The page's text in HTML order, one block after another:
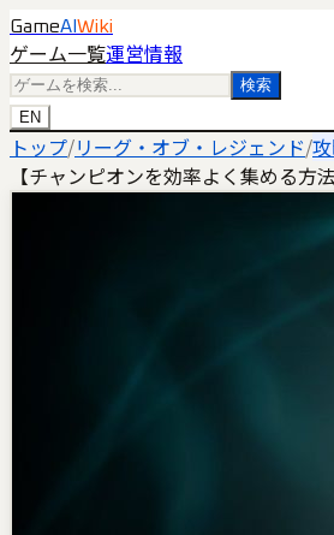
GameAI Wiki
ゲーム一覧運営情報
検索
EN
トップ/リーグ・オブ・レジェンド/
【チャンピオンを効率よく集める方法